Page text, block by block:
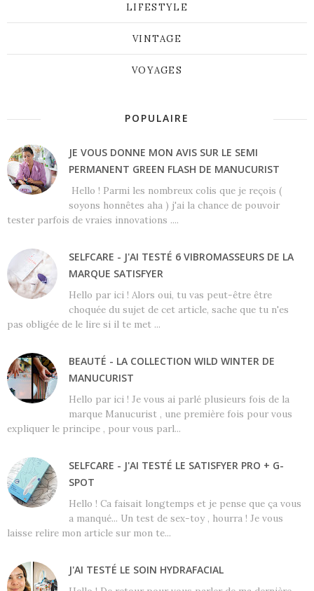
LIFESTYLE
VINTAGE
VOYAGES
POPULAIRE
JE VOUS DONNE MON AVIS SUR LE SEMI
PERMANENT GREEN FLASH DE MANUCURIST
Hello ! Parmi les nombreux colis que je reçois (
soyons honnêtes aha ) j'ai la chance de pouvoir
tester parfois de vraies innovations ....
SELFCARE - J'AI TESTÉ 6 VIBROMASSEURS DE LA
MARQUE SATISFYER
Hello par ici ! Alors oui, tu vas peut-être être
choquée du sujet de cet article, sache que tu n'es
pas obligée de le lire si il te met ...
BEAUTÉ - LA COLLECTION WILD WINTER DE
MANUCURIST
Hello par ici ! Je vous ai parlé plusieurs fois de la
marque Manucurist , une première fois pour vous
expliquer le principe , pour vous parl...
SELFCARE - J'AI TESTÉ LE SATISFYER PRO + G-
SPOT
Hello ! Ca faisait longtemps et je pense que ça vous
a manqué... Un test de sex-toy , hourra ! Je vous
laisse relire mon article sur mon te...
J'AI TESTÉ LE SOIN HYDRAFACIAL